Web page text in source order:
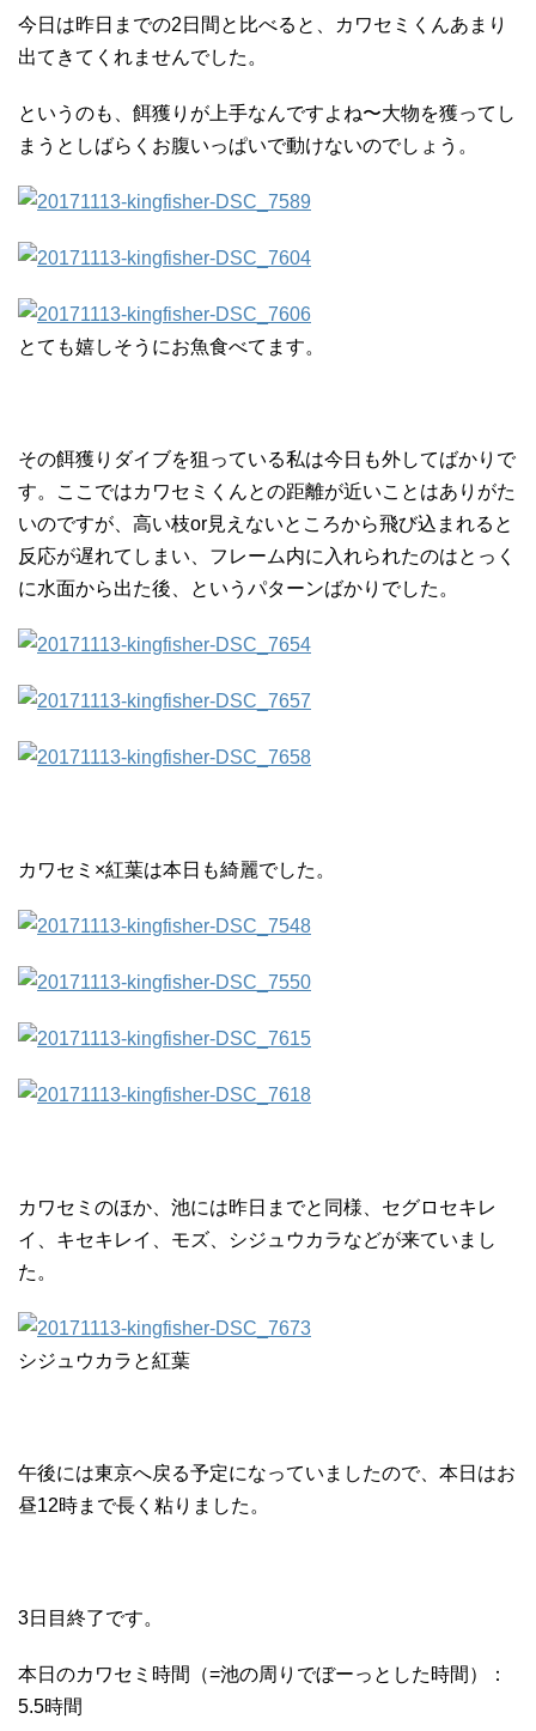
今日は昨日までの2日間と比べると、カワセミくんあまり
出てきてくれませんでした。
というのも、餌獲りが上手なんですよね〜大物を獲ってし
まうとしばらくお腹いっぱいで動けないのでしょう。
とても嬉しそうにお魚食べてます。
その餌獲りダイブを狙っている私は今日も外してばかりで
す。ここではカワセミくんとの距離が近いことはありがた
いのですが、高い枝or見えないところから飛び込まれると
反応が遅れてしまい、フレーム内に入れられたのはとっく
に水面から出た後、というパターンばかりでした。
カワセミ×紅葉は本日も綺麗でした。
カワセミのほか、池には昨日までと同様、セグロセキレ
イ、キセキレイ、モズ、シジュウカラなどが来ていまし
た。
シジュウカラと紅葉
午後には東京へ戻る予定になっていましたので、本日はお
昼12時まで長く粘りました。
3日目終了です。
本日のカワセミ時間（=池の周りでぼーっとした時間）：
5.5時間